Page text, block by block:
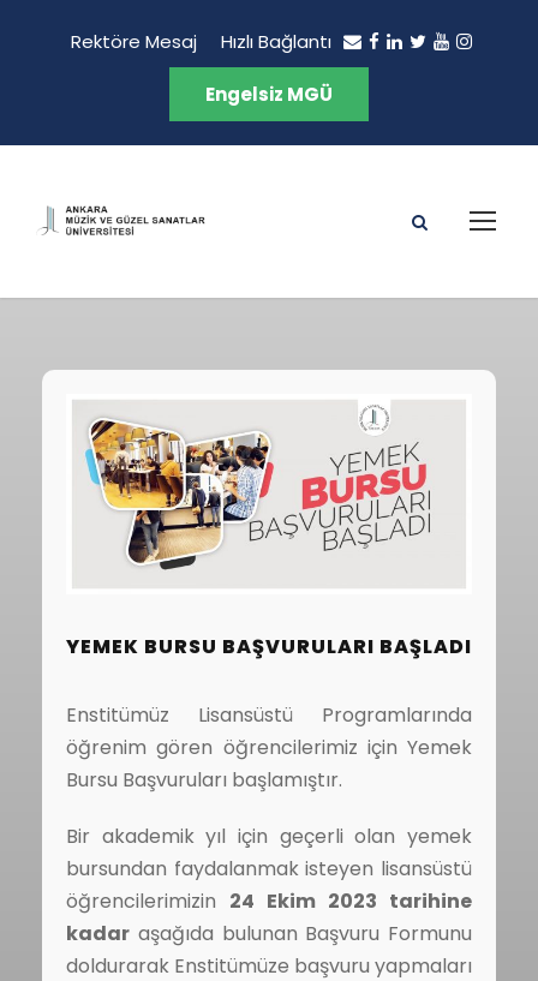
Rektöre Mesaj Hızlı Bağlantı
Engelsiz MGÜ
YEMEK BURSU BAŞVURULARI BAŞLADI
Enstitümüz Lisansüstü Programlarında
öğrenim gören öğrencilerimiz için Yemek
Bursu Başvuruları başlamıştır.
Bir akademik yıl için geçerli olan yemek
bursundan faydalanmak isteyen lisansüstü
öğrencilerimizin 24 Ekim 2023 tarihine
kadar aşağıda bulunan Başvuru Formunu
doldurarak Enstitümüze başvuru yapmaları